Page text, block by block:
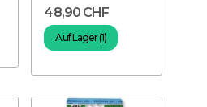
48,90 CHF
Auf Lager (1)